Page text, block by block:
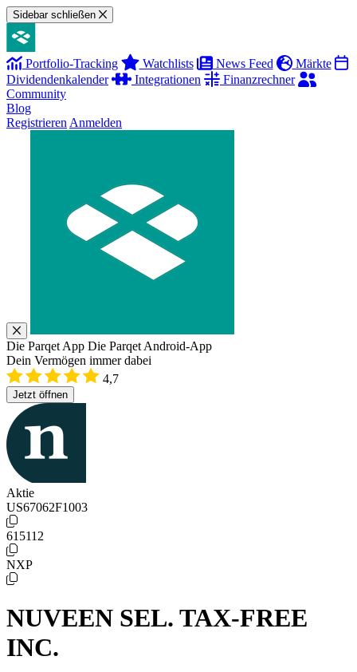
Sidebar schließen
Portfolio-Tracking Watchlists News Feed
Märkte
Dividendenkalender
Integrationen
Finanzrechner
Community
Blog
Registrieren Anmelden
Die Parqet App Die Parqet Android-App
Dein Vermögen immer dabei
4,7
Jetzt öffnen
Aktie
US67062F1003
615112
NXP
NUVEEN SEL. TAX-FREE
INC.